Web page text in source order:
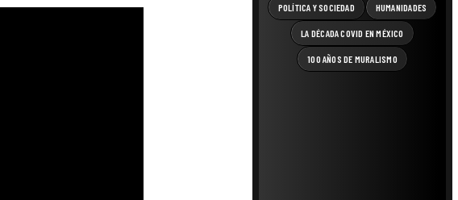
POLÍTICA Y SOCIEDAD HUMANIDADES
LA DÉCADA COVID EN MÉXICO
100 AÑOS DE MURALISMO